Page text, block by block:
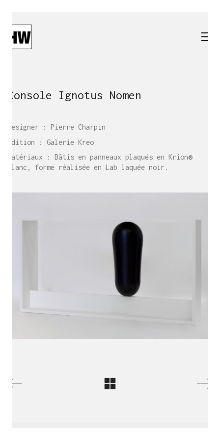
Console Ignotus Nomen
Designer : Pierre Charpin
Édition : Galerie Kreo
Matériaux : Bâtis en panneaux plaqués en Krion®
blanc, forme réalisée en Lab laquée noir.
Qui sommes nous
Un atelier d'ébénisterie en région parisienne.
Nous sommes spécialisés dans la réalisation de
prototypes,
Vous pouvez nous contacter par mail